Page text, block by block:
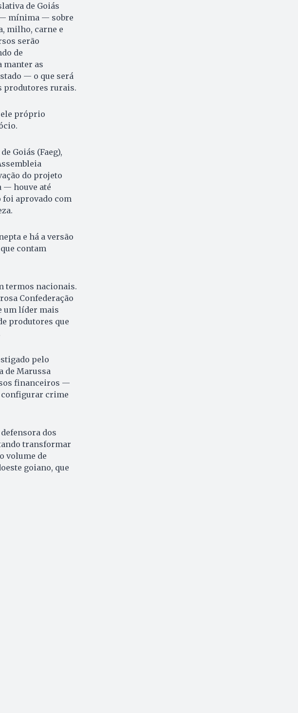
de Goiás
mínima — sobre
milho, carne e
serão
de
manter as
— o que será
produtores rurais.
ele próprio
Goiás (Faeg),
do projeto
— houve até
aprovado com
e há a versão
contam
termos nacionais.
Confederação
um líder mais
produtores que
pelo
de Marussa
financeiros —
configurar crime
dos
transformar
volume de
goiano, que